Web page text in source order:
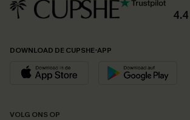
4.4
DOWNLOAD DE CUPSHE-APP
VOLG ONS OP